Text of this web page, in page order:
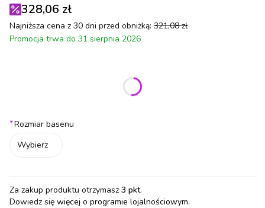
328,06 zł
Najniższa cena z 30 dni przed obniżką: 321,08 zł
Promocja trwa do 31 sierpnia 2026
Poszczególne warianty mogą różnić się ceną
*Rozmiar basenu
Wybierz
Za zakup produktu otrzymasz 3 pkt.
Dowiedz się więcej o programie lojalnościowym.